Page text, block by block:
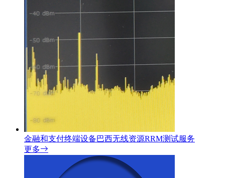
⾦融和⽀付终端设备巴西无线资源RRM测试服务
更多